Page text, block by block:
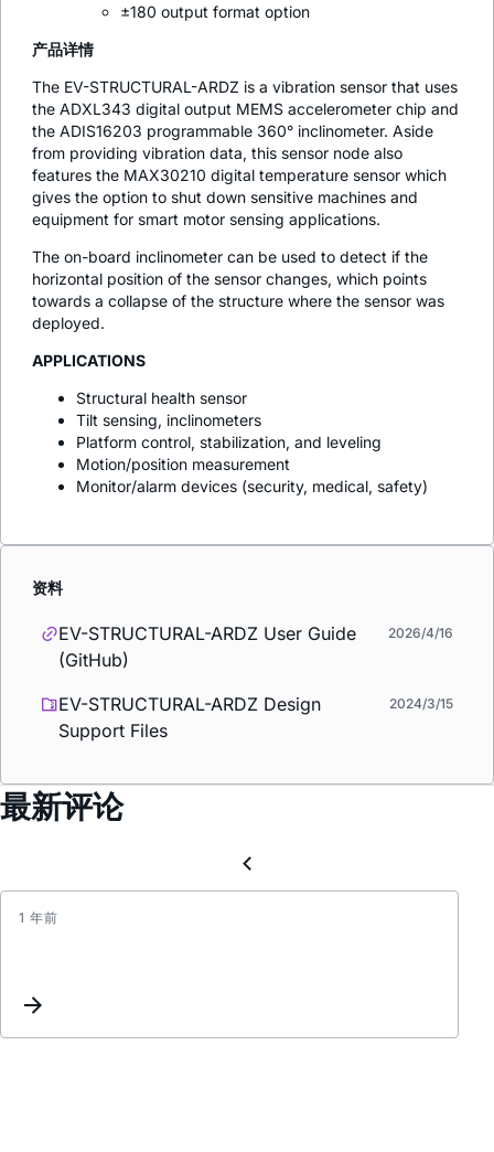
±180 output format option
产品详情
The EV-STRUCTURAL-ARDZ is a vibration sensor that uses
the ADXL343 digital output MEMS accelerometer chip and
the ADIS16203 programmable 360° inclinometer. Aside
from providing vibration data, this sensor node also
features the MAX30210 digital temperature sensor which
gives the option to shut down sensitive machines and
equipment for smart motor sensing applications.
The on-board inclinometer can be used to detect if the
horizontal position of the sensor changes, which points
towards a collapse of the structure where the sensor was
deployed.
APPLICATIONS
Structural health sensor
Tilt sensing, inclinometers
Platform control, stabilization, and leveling
Motion/position measurement
Monitor/alarm devices (security, medical, safety)
资料
EV-STRUCTURAL-ARDZ User Guide
(GitHub)
2026/4/16
EV-STRUCTURAL-ARDZ Design
Support Files
2024/3/15
最新评论
1 年前